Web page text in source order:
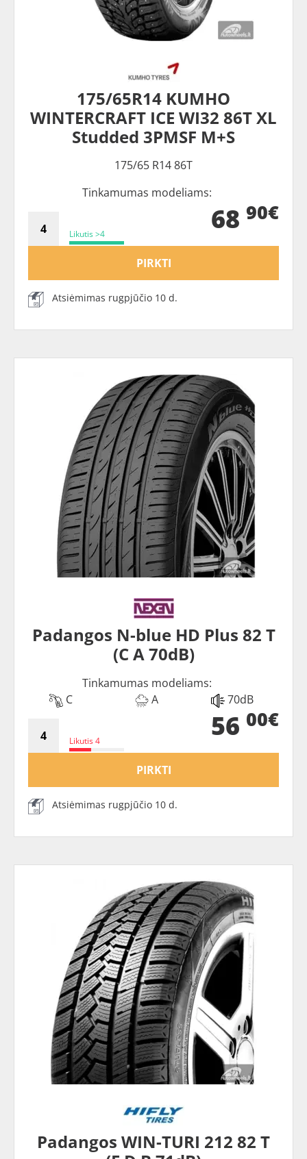
175/65R14 KUMHO
WINTERCRAFT ICE WI32 86T XL
Studded 3PMSF M+S
175/65 R14 86T
Tinkamumas modeliams:
Likutis >4 68 90€
PIRKTI
Atsiėmimas rugpjūčio 10 d.
Padangos N-blue HD Plus 82 T
(C A 70dB)
Tinkamumas modeliams:
C
A 70dB
Likutis 4 56 00€
PIRKTI
Atsiėmimas rugpjūčio 10 d.
Padangos WIN-TURI 212 82 T